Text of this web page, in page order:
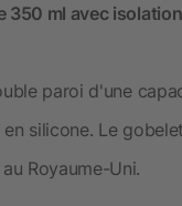
350 ml avec
paroi d'une
silicone. Le
Royaume-Uni.